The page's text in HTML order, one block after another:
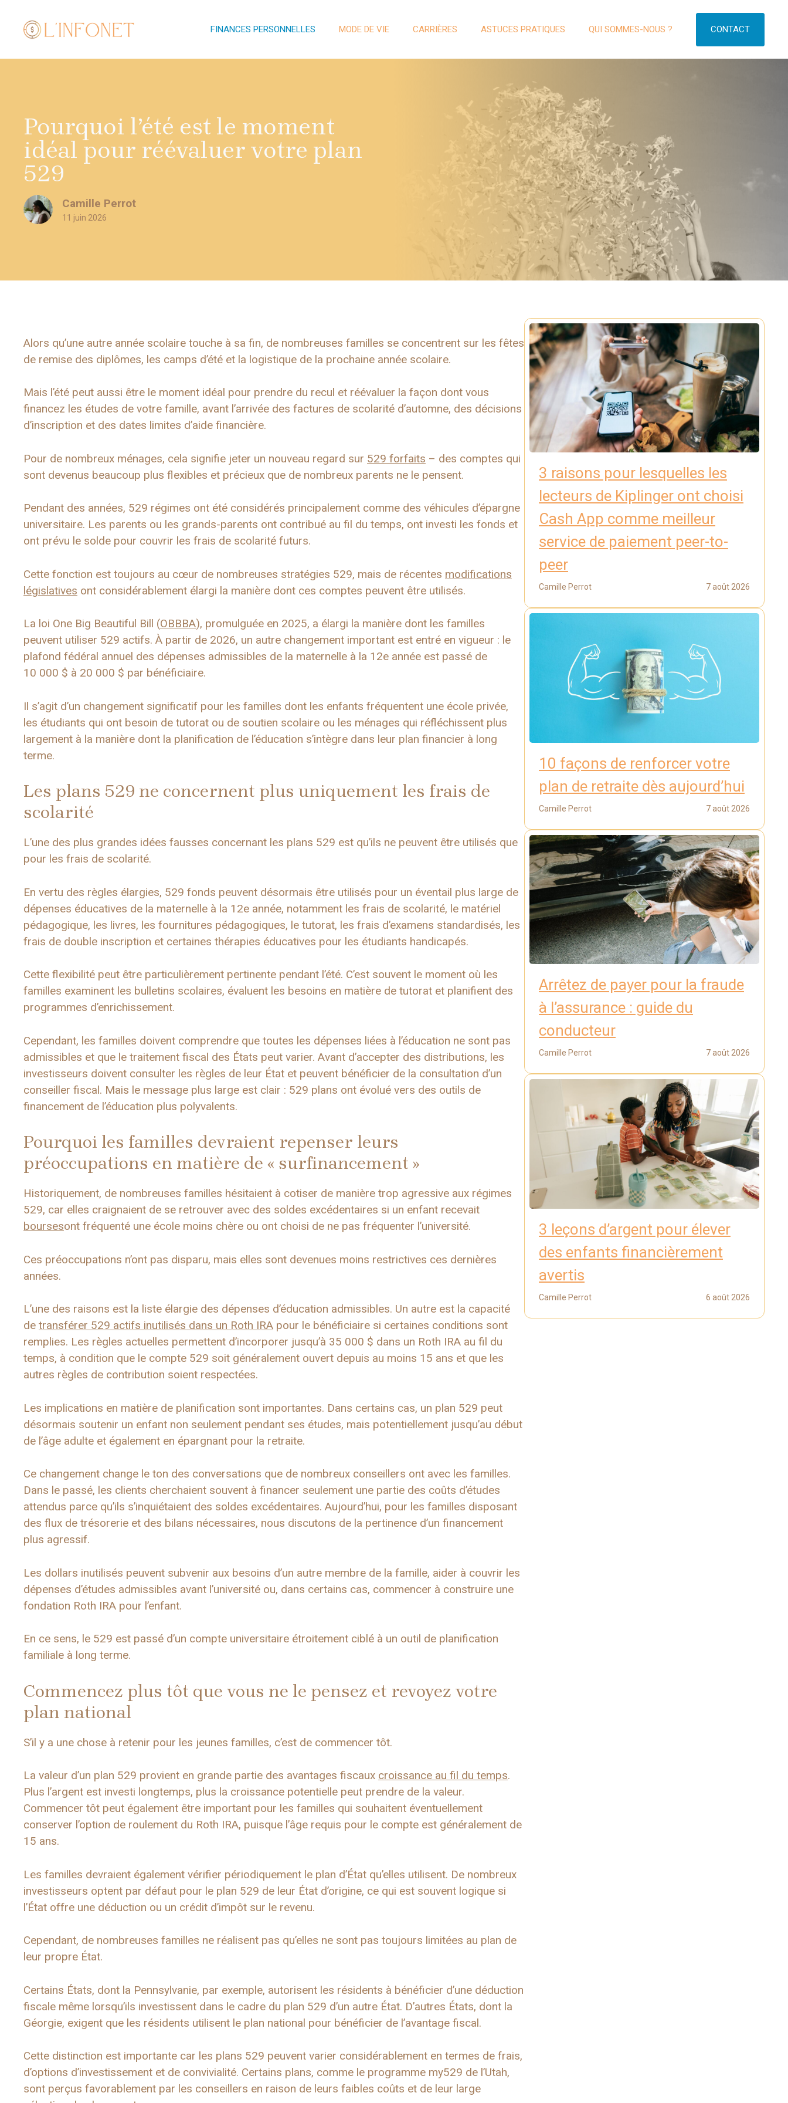
contenu
FINANCES PERSONNELLES MODE DE VIE CARRIÈRES ASTUCES PRATIQUES QUI SOMMES-NOUS ? CONTACT
Pourquoi l’été est le moment
idéal pour réévaluer votre plan
529
Camille Perrot
11 juin 2026
Alors qu’une autre année scolaire touche à sa fin, de nombreuses familles se concentrent sur les fêtes
de remise des diplômes, les camps d’été et la logistique de la prochaine année scolaire.
Mais l’été peut aussi être le moment idéal pour prendre du recul et réévaluer la façon dont vous
financez les études de votre famille, avant l’arrivée des factures de scolarité d’automne, des décisions
d’inscription et des dates limites d’aide financière.
Pour de nombreux ménages, cela signifie jeter un nouveau regard sur 529 forfaits – des comptes qui
sont devenus beaucoup plus flexibles et précieux que de nombreux parents ne le pensent.
Pendant des années, 529 régimes ont été considérés principalement comme des véhicules d’épargne
universitaire. Les parents ou les grands-parents ont contribué au fil du temps, ont investi les fonds et
ont prévu le solde pour couvrir les frais de scolarité futurs.
Cette fonction est toujours au cœur de nombreuses stratégies 529, mais de récentes modifications
législatives ont considérablement élargi la manière dont ces comptes peuvent être utilisés.
La loi One Big Beautiful Bill (OBBBA), promulguée en 2025, a élargi la manière dont les familles
peuvent utiliser 529 actifs. À partir de 2026, un autre changement important est entré en vigueur : le
plafond fédéral annuel des dépenses admissibles de la maternelle à la 12e année est passé de
10 000 $ à 20 000 $ par bénéficiaire.
Il s’agit d’un changement significatif pour les familles dont les enfants fréquentent une école privée,
les étudiants qui ont besoin de tutorat ou de soutien scolaire ou les ménages qui réfléchissent plus
largement à la manière dont la planification de l’éducation s’intègre dans leur plan financier à long
terme.
Les plans 529 ne concernent plus uniquement les frais de
scolarité
L’une des plus grandes idées fausses concernant les plans 529 est qu’ils ne peuvent être utilisés que
pour les frais de scolarité.
En vertu des règles élargies, 529 fonds peuvent désormais être utilisés pour un éventail plus large de
dépenses éducatives de la maternelle à la 12e année, notamment les frais de scolarité, le matériel
pédagogique, les livres, les fournitures pédagogiques, le tutorat, les frais d’examens standardisés, les
frais de double inscription et certaines thérapies éducatives pour les étudiants handicapés.
Cette flexibilité peut être particulièrement pertinente pendant l’été. C’est souvent le moment où les
familles examinent les bulletins scolaires, évaluent les besoins en matière de tutorat et planifient des
programmes d’enrichissement.
Cependant, les familles doivent comprendre que toutes les dépenses liées à l’éducation ne sont pas
admissibles et que le traitement fiscal des États peut varier. Avant d’accepter des distributions, les
investisseurs doivent consulter les règles de leur État et peuvent bénéficier de la consultation d’un
conseiller fiscal. Mais le message plus large est clair : 529 plans ont évolué vers des outils de
financement de l’éducation plus polyvalents.
Pourquoi les familles devraient repenser leurs
préoccupations en matière de « surfinancement »
Historiquement, de nombreuses familles hésitaient à cotiser de manière trop agressive aux régimes
529, car elles craignaient de se retrouver avec des soldes excédentaires si un enfant recevait
boursesont fréquenté une école moins chère ou ont choisi de ne pas fréquenter l’université.
Ces préoccupations n’ont pas disparu, mais elles sont devenues moins restrictives ces dernières
années.
L’une des raisons est la liste élargie des dépenses d’éducation admissibles. Un autre est la capacité
de transférer 529 actifs inutilisés dans un Roth IRA pour le bénéficiaire si certaines conditions sont
remplies. Les règles actuelles permettent d’incorporer jusqu’à 35 000 $ dans un Roth IRA au fil du
temps, à condition que le compte 529 soit généralement ouvert depuis au moins 15 ans et que les
autres règles de contribution soient respectées.
Les implications en matière de planification sont importantes. Dans certains cas, un plan 529 peut
désormais soutenir un enfant non seulement pendant ses études, mais potentiellement jusqu’au début
de l’âge adulte et également en épargnant pour la retraite.
Ce changement change le ton des conversations que de nombreux conseillers ont avec les familles.
Dans le passé, les clients cherchaient souvent à financer seulement une partie des coûts d’études
attendus parce qu’ils s’inquiétaient des soldes excédentaires. Aujourd’hui, pour les familles disposant
des flux de trésorerie et des bilans nécessaires, nous discutons de la pertinence d’un financement
plus agressif.
Les dollars inutilisés peuvent subvenir aux besoins d’un autre membre de la famille, aider à couvrir les
dépenses d’études admissibles avant l’université ou, dans certains cas, commencer à construire une
fondation Roth IRA pour l’enfant.
En ce sens, le 529 est passé d’un compte universitaire étroitement ciblé à un outil de planification
familiale à long terme.
Commencez plus tôt que vous ne le pensez et revoyez votre
plan national
S’il y a une chose à retenir pour les jeunes familles, c’est de commencer tôt.
La valeur d’un plan 529 provient en grande partie des avantages fiscaux croissance au fil du temps.
Plus l’argent est investi longtemps, plus la croissance potentielle peut prendre de la valeur.
Commencer tôt peut également être important pour les familles qui souhaitent éventuellement
conserver l’option de roulement du Roth IRA, puisque l’âge requis pour le compte est généralement de
15 ans.
Les familles devraient également vérifier périodiquement le plan d’État qu’elles utilisent. De nombreux
investisseurs optent par défaut pour le plan 529 de leur État d’origine, ce qui est souvent logique si
l’État offre une déduction ou un crédit d’impôt sur le revenu.
Cependant, de nombreuses familles ne réalisent pas qu’elles ne sont pas toujours limitées au plan de
leur propre État.
Certains États, dont la Pennsylvanie, par exemple, autorisent les résidents à bénéficier d’une déduction
fiscale même lorsqu’ils investissent dans le cadre du plan 529 d’un autre État. D’autres États, dont la
Géorgie, exigent que les résidents utilisent le plan national pour bénéficier de l’avantage fiscal.
Cette distinction est importante car les plans 529 peuvent varier considérablement en termes de frais,
d’options d’investissement et de convivialité. Certains plans, comme le programme my529 de l’Utah,
sont perçus favorablement par les conseillers en raison de leurs faibles coûts et de leur large
3 raisons pour lesquelles les
lecteurs de Kiplinger ont choisi
Cash App comme meilleur
service de paiement peer-to-
peer
Camille Perrot 7 août 2026
10 façons de renforcer votre
plan de retraite dès aujourd’hui
Camille Perrot 7 août 2026
Arrêtez de payer pour la fraude
à l’assurance : guide du
conducteur
Camille Perrot 7 août 2026
3 leçons d’argent pour élever
des enfants financièrement
avertis
Camille Perrot 6 août 2026